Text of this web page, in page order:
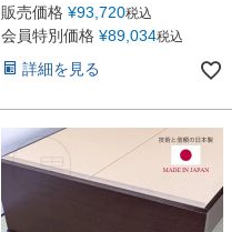
販売価格 ¥93,720税込
会員特別価格 ¥89,034税込
詳細を見る